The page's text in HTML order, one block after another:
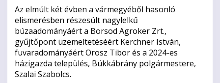
Az elmúlt két évben a vármegyéből hasonló
elismerésben részesült nagylelkű
búzaadományáért a Borsod Agroker Zrt.,
gyűjtőpont üzemeltetéséért Kerchner István,
fuvaradományáért Orosz Tibor és a 2024-es
házigazda település, Bükkábrány polgármestere,
Szalai Szabolcs.